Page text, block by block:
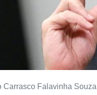
Carrasco Falavinha